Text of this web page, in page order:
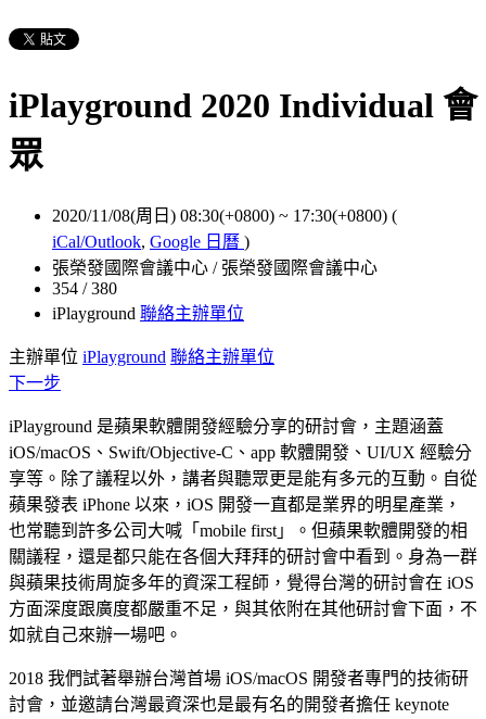
iPlayground 2020 Individual 會
眾
2020/11/08(周日) 08:30(+0800) ~ 17:30(+0800) (
iCal/Outlook, Google 日曆 )
張榮發國際會議中心 / 張榮發國際會議中心
354 / 380
iPlayground 聯絡主辦單位
主辦單位 iPlayground 聯絡主辦單位
下一步
iPlayground 是蘋果軟體開發經驗分享的研討會，主題涵蓋
iOS/macOS、Swift/Objective-C、app 軟體開發、UI/UX 經驗分
享等。除了議程以外，講者與聽眾更是能有多元的互動。自從
蘋果發表 iPhone 以來，iOS 開發一直都是業界的明星產業，
也常聽到許多公司大喊「mobile first」。但蘋果軟體開發的相
關議程，還是都只能在各個大拜拜的研討會中看到。身為一群
與蘋果技術周旋多年的資深工程師，覺得台灣的研討會在 iOS
方面深度跟廣度都嚴重不足，與其依附在其他研討會下面，不
如就自己來辦一場吧。
2018 我們試著舉辦台灣首場 iOS/macOS 開發者專門的技術研
討會，並邀請台灣最資深也是最有名的開發者擔任 keynote